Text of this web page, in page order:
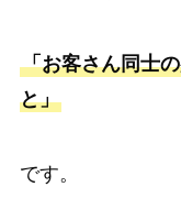
「お客さん同士
と」
です。